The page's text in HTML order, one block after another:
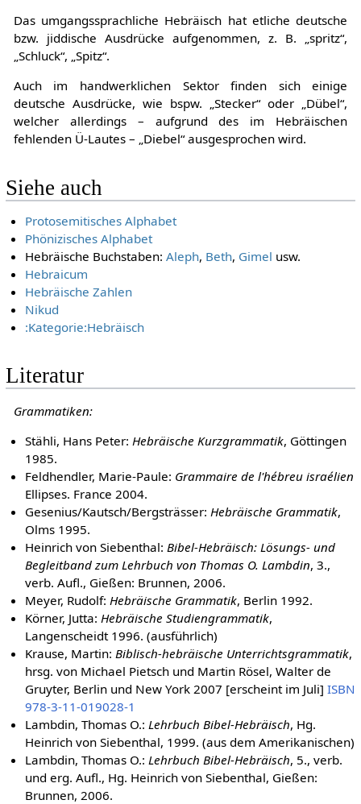
Das umgangssprachliche Hebräisch hat etliche deutsche
bzw. jiddische Ausdrücke aufgenommen, z. B. „spritz“,
„Schluck“, „Spitz“.
Auch im handwerklichen Sektor finden sich einige
deutsche Ausdrücke, wie bspw. „Stecker“ oder „Dübel“,
welcher allerdings – aufgrund des im Hebräischen
fehlenden Ü-Lautes – „Diebel“ ausgesprochen wird.
Siehe auch
Protosemitisches Alphabet
Phönizisches Alphabet
Hebräische Buchstaben:Aleph, Beth, Gimel usw.
Hebraicum
Hebräische Zahlen
Nikud
:Kategorie:Hebräisch
Literatur
Grammatiken:
Stähli, Hans Peter: Hebräische Kurzgrammatik, Göttingen
1985.
Feldhendler, Marie-Paule: Grammaire de l'hébreu israélien
Ellipses. France 2004.
Gesenius/Kautsch/Bergsträsser: Hebräische Grammatik,
Olms 1995.
Heinrich von Siebenthal: Bibel-Hebräisch: Lösungs- und
Begleitband zum Lehrbuch von Thomas O. Lambdin, 3.,
verb. Aufl., Gießen: Brunnen, 2006.
Meyer, Rudolf: Hebräische Grammatik, Berlin 1992.
Körner, Jutta: Hebräische Studiengrammatik,
Langenscheidt 1996. (ausführlich)
Krause, Martin: Biblisch-hebräische Unterrichtsgrammatik,
hrsg. von Michael Pietsch und Martin Rösel, Walter de
Gruyter, Berlin und New York 2007 [erscheint im Juli]ISBN
978-3-11-019028-1
Lambdin, Thomas O.: Lehrbuch Bibel-Hebräisch, Hg.
Heinrich von Siebenthal, 1999. (aus dem Amerikanischen)
Lambdin, Thomas O.: Lehrbuch Bibel-Hebräisch, 5., verb.
und erg. Aufl., Hg. Heinrich von Siebenthal, Gießen:
Brunnen, 2006.